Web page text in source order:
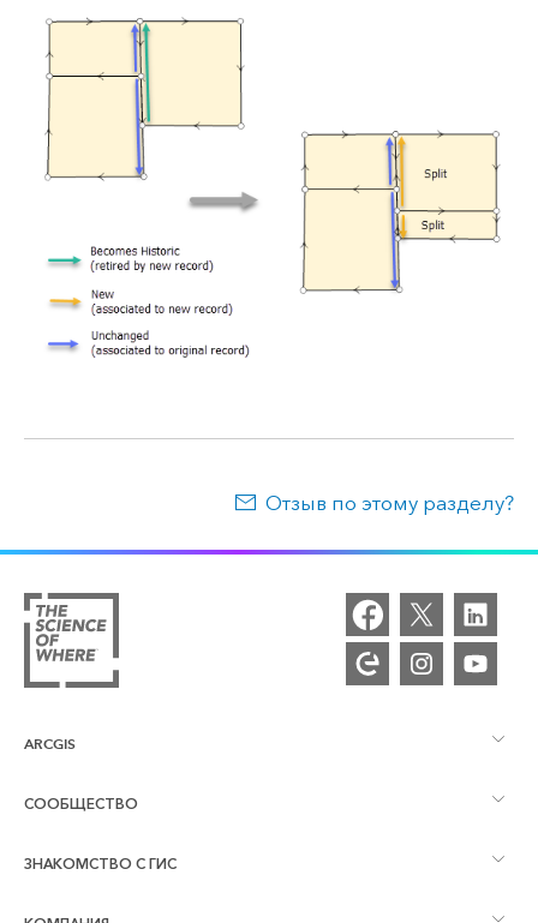
Отзыв по этому разделу?
ARCGIS
Обзор ArcGIS
СООБЩЕСТВО
Сообщества и форумы
ЗНАКОМСТВО С ГИС